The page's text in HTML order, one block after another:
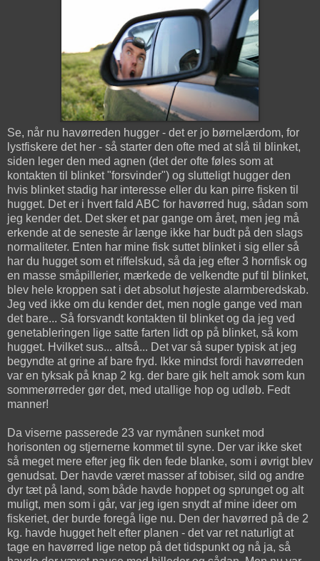
Se, når nu havørreden hugger - det er jo børnelærdom, for
lystfiskere det her - så starter den ofte med at slå til blinket,
siden leger den med agnen (det der ofte føles som at
kontakten til blinket "forsvinder") og slutteligt hugger den
hvis blinket stadig har interesse eller du kan pirre fisken til
hugget. Det er i hvert fald ABC for havørred hug, sådan som
jeg kender det. Det sker et par gange om året, men jeg må
erkende at de seneste år længe ikke har budt på den slags
normaliteter. Enten har mine fisk suttet blinket i sig eller så
har du hugget som et riffelskud, så da jeg efter 3 hornfisk og
en masse småpillerier, mærkede de velkendte puf til blinket,
blev hele kroppen sat i det absolut højeste alarmberedskab.
Jeg ved ikke om du kender det, men nogle gange ved man
det bare... Så forsvandt kontakten til blinket og da jeg ved
genetableringen lige satte farten lidt op på blinket, så kom
hugget. Hvilket sus... altså... Det var så super typisk at jeg
begyndte at grine af bare fryd. Ikke mindst fordi havørreden
var en tyksak på knap 2 kg. der bare gik helt amok som kun
sommerørreder gør det, med utallige hop og udløb. Fedt
manner!
Da viserne passerede 23 var nymånen sunket mod
horisonten og stjernerne kommet til syne. Der var ikke sket
så meget mere efter jeg fik den fede blanke, som i øvrigt blev
genudsat. Der havde været masser af tobiser, sild og andre
dyr tæt på land, som både havde hoppet og sprunget og alt
muligt, men som i går, var jeg igen snydt af mine ideer om
fiskeriet, der burde foregå lige nu. Den der havørred på de 2
kg. havde hugget helt efter planen - det var ret naturligt at
tage en havørred lige netop på det tidspunkt og nå ja, så